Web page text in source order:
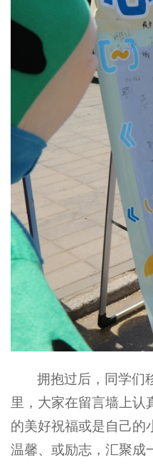
拥抱过后，同学们
里，大家在留言墙上认
的美好祝福或是自己的
温馨、或励志，汇聚成